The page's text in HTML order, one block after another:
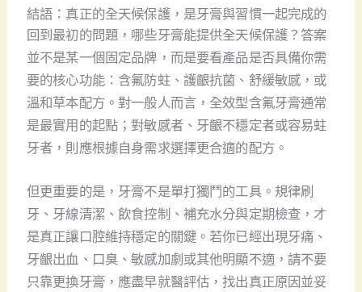
結語：真正的全天候保護，是牙膏與習慣一起完成的
回到最初的問題，哪些牙膏能提供全天候保護？答案
並不是某一個固定品牌，而是要看產品是否具備你需
要的核心功能：含氟防蛀、護齦抗菌、舒緩敏感，或
溫和草本配方。對一般人而言，全效型含氟牙膏通常
是最實用的起點；對敏感者、牙齦不穩定者或容易蛀
牙者，則應根據自身需求選擇更合適的配方。
但更重要的是，牙膏不是單打獨鬥的工具。規律刷
牙、牙線清潔、飲食控制、補充水分與定期檢查，才
是真正讓口腔維持穩定的關鍵。若你已經出現牙痛、
牙齦出血、口臭、敏感加劇或其他明顯不適，請不要
只靠更換牙膏，應盡早就醫評估，找出真正原因並妥